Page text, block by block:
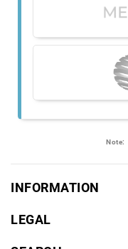
Note:
INFORMATION
LEGAL